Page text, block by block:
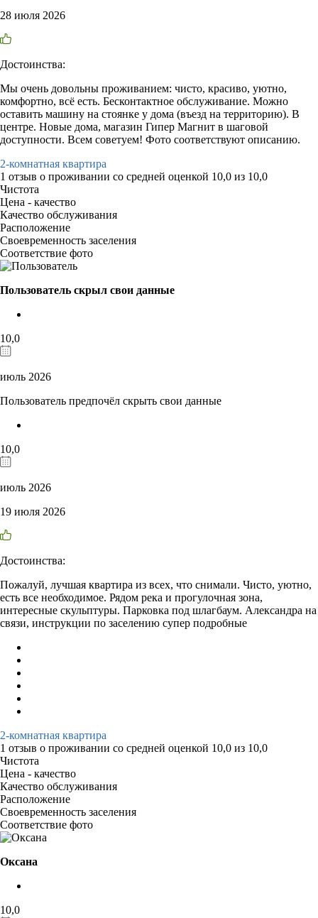
28 июля 2026
Достоинства:
Мы очень довольны проживанием: чисто, красиво, уютно,
комфортно, всё есть. Бесконтактное обслуживание. Можно
оставить машину на стоянке у дома (въезд на территорию). В
центре. Новые дома, магазин Гипер Магнит в шаговой
доступности. Всем советуем! Фото соответствуют описанию.
2-комнатная квартира
1 отзыв о проживании со средней оценкой 10,0 из 10,0
Чистота
Цена - качество
Качество обслуживания
Расположение
Своевременность заселения
Соответствие фото
Пользователь скрыл свои данные
10,0
июль 2026
Пользователь предпочёл скрыть свои данные
10,0
июль 2026
19 июля 2026
Достоинства:
Пожалуй, лучшая квартира из всех, что снимали. Чисто, уютно,
есть все необходимое. Рядом река и прогулочная зона,
интересные скульптуры. Парковка под шлагбаум. Александра на
связи, инструкции по заселению супер подробные
2-комнатная квартира
1 отзыв о проживании со средней оценкой 10,0 из 10,0
Чистота
Цена - качество
Качество обслуживания
Расположение
Своевременность заселения
Соответствие фото
Оксана
10,0